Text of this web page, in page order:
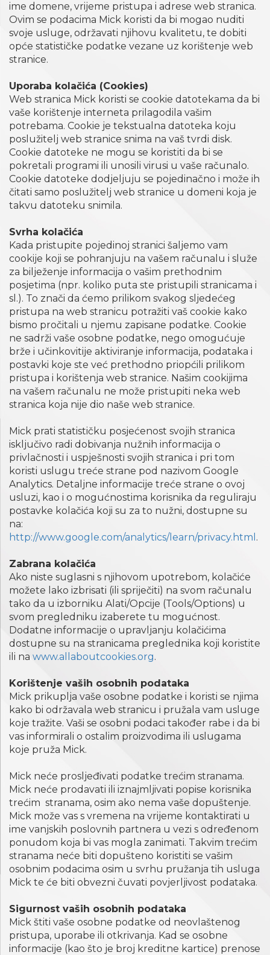
ime domene, vrijeme pristupa i adrese web stranica.
Ovim se podacima Mick koristi da bi mogao nuditi
svoje usluge, održavati njihovu kvalitetu, te dobiti
opće statističke podatke vezane uz korištenje web
stranice.
Uporaba kolačića (Cookies)
Web stranica Mick koristi se cookie datotekama da bi
vaše korištenje interneta prilagodila vašim
potrebama. Cookie je tekstualna datoteka koju
poslužitelj web stranice snima na vaš tvrdi disk.
Cookie datoteke ne mogu se koristiti da bi se
pokretali programi ili unosili virusi u vaše računalo.
Cookie datoteke dodjeljuju se pojedinačno i može ih
čitati samo poslužitelj web stranice u domeni koja je
takvu datoteku snimila.
Svrha kolačića
Kada pristupite pojedinoj stranici šaljemo vam
cookije koji se pohranjuju na vašem računalu i služe
za bilježenje informacija o vašim prethodnim
posjetima (npr. koliko puta ste pristupili stranicama i
sl.). To znači da ćemo prilikom svakog sljedećeg
pristupa na web stranicu potražiti vaš cookie kako
bismo pročitali u njemu zapisane podatke. Cookie
ne sadrži vaše osobne podatke, nego omogućuje
brže i učinkovitije aktiviranje informacija, podataka i
postavki koje ste već prethodno priopćili prilikom
pristupa i korištenja web stranice. Našim cookijima
na vašem računalu ne može pristupiti neka web
stranica koja nije dio naše web stranice.
Mick prati statističku posjećenost svojih stranica
isključivo radi dobivanja nužnih informacija o
privlačnosti i uspješnosti svojih stranica i pri tom
koristi uslugu treće strane pod nazivom Google
Analytics. Detaljne informacije treće strane o ovoj
usluzi, kao i o mogućnostima korisnika da reguliraju
postavke kolačića koji su za to nužni, dostupne su
na:
http://www.google.com/analytics/learn/privacy.html .
Zabrana kolačića
Ako niste suglasni s njihovom upotrebom, kolačiće
možete lako izbrisati (ili spriječiti) na svom računalu
tako da u izborniku Alati/Opcije (Tools/Options) u
svom pregledniku izaberete tu mogućnost.
Dodatne informacije o upravljanju kolačićima
dostupne su na stranicama preglednika koji koristite
ili na www.allaboutcookies.org.
Korištenje vaših osobnih podataka
Mick prikuplja vaše osobne podatke i koristi se njima
kako bi održavala web stranicu i pružala vam usluge
koje tražite. Vaši se osobni podaci također rabe i da bi
vas informirali o ostalim proizvodima ili uslugama
koje pruža Mick.
Mick neće prosljeđivati podatke trećim stranama.
Mick neće prodavati ili iznajmljivati popise korisnika
trećim stranama, osim ako nema vaše dopuštenje.
Mick može vas s vremena na vrijeme kontaktirati u
ime vanjskih poslovnih partnera u vezi s određenom
ponudom koja bi vas mogla zanimati. Takvim trećim
stranama neće biti dopušteno koristiti se vašim
osobnim podacima osim u svrhu pružanja tih usluga
Mick te će biti obvezni čuvati povjerljivost podataka.
Sigurnost vaših osobnih podataka
Mick štiti vaše osobne podatke od neovlaštenog
pristupa, uporabe ili otkrivanja. Kad se osobne
informacije (kao što je broj kreditne kartice) prenose